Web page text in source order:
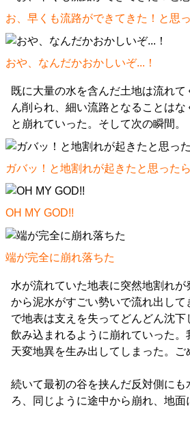
お、早くも流路ができてきた！と思
おや、なんだかおかしいぞ...！
既に大量の水を含んだ土地は流れ
ん削られ、細い流路となることはな
と崩れていった。そして次の瞬間。
ガバッ！と地割れが起きたと思ったら
OH MY GOD!!
端が完全に崩れ落ちた
水が流れていた地表に突然地割れが
から泥水がすごい勢いで流れ出し
で地表は支えを失ってどんどん沈下
飲み込まれるように崩れていった。
天変地異を生み出してしまった。ご
続いて最初の谷を挟んだ反対側にも
ろ、同じように途中から崩れ、地面